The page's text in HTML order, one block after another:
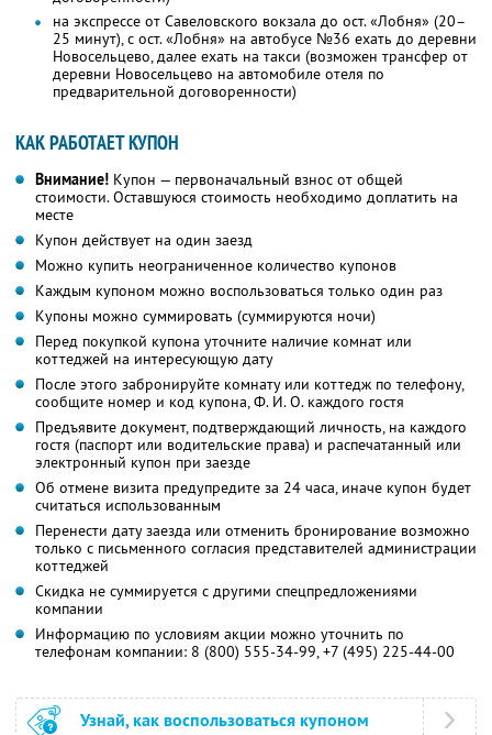
на экспрессе от Савеловского вокзала до ост. «Лобня» (20–
25 минут), с ост. «Лобня» на автобусе №36 ехать до деревни
Новосельцево, далее ехать на такси (возможен трансфер от
деревни Новосельцево на автомобиле отеля по
предварительной договоренности)
КАК РАБОТАЕТ КУПОН
Внимание! Купон — первоначальный взнос от общей
стоимости. Оставшуюся стоимость необходимо доплатить на
месте
Купон действует на один заезд
Можно купить неограниченное количество купонов
Каждым купоном можно воспользоваться только один раз
Купоны можно суммировать (суммируются ночи)
Перед покупкой купона уточните наличие комнат или
коттеджей на интересующую дату
После этого забронируйте комнату или коттедж по телефону,
сообщите номер и код купона,Ф. И. О.каждого гостя
Предъявите документ, подтверждающий личность, на каждого
гостя (паспорт или водительские права) и распечатанный или
электронный купон при заезде
Об отмене визита предупредите за 24 часа, иначе купон будет
считаться использованным
Перенести дату заезда или отменить бронирование возможно
только с письменного согласия представителей администрации
коттеджей
Скидка не суммируется с другими спецпредложениями
компании
Информацию по условиям акции можно уточнить по
телефонам компании: 8 (800) 555-34-99, +7 (495) 225-44-00
Узнай, как воспользоваться купоном